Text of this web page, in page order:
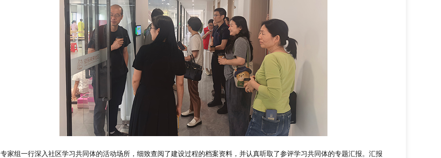
专家组一行深入社区学习共同体的活动场所，细致查阅了建设过程的档案资料，并认真听取了参评学习共同体的专题汇报。汇报